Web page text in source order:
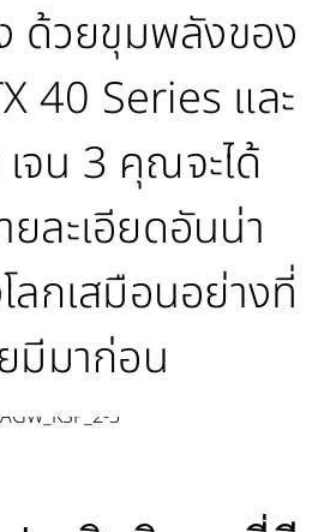
ด้วยขุมพลังของ
40 Series และ
จน 3 คุณจะได้
ละเอียดอันน่า
ลกเสมือนอย่างที่
มีมาก่อน